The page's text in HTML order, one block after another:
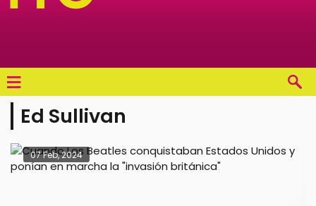
≡
Ed Sullivan
07 Feb, 2024